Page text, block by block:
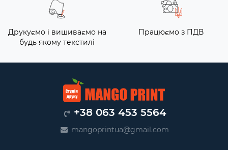
Друкуємо і вишиваємо на
будь якому текстилі
Працюємо з ПДВ
+38 063 453 5564
mangoprintua@gmail.com